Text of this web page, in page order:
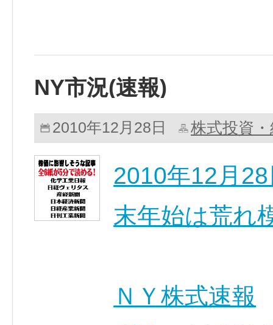
NY市況(速報)
2010年12月28日 株式投資
2010年12月
末年始は荒れ
ＮＹ株式速報